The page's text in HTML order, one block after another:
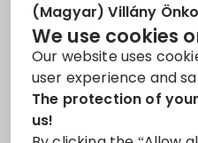
(Magyar) Villány
We use cookies
Our website uses
user experience and
The protection of
us!
tájékoztató útlezárás
Sorry, this entry is only